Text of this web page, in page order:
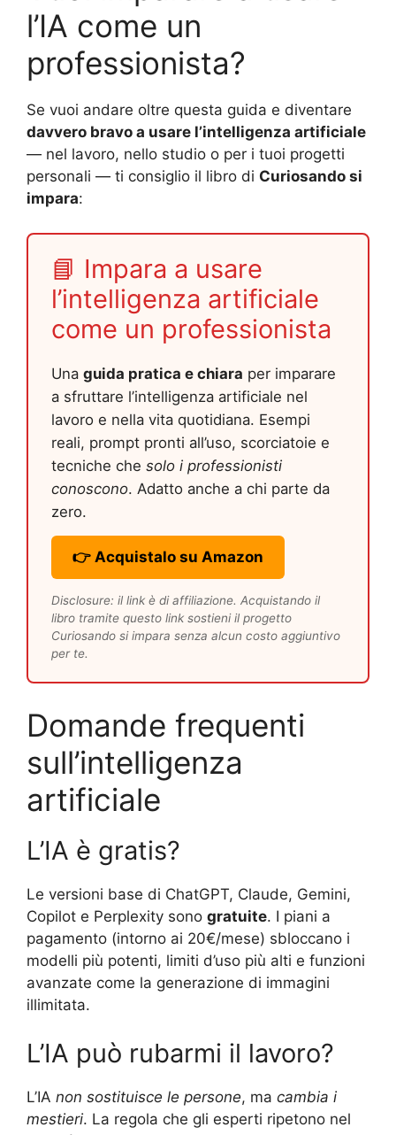
l’IA come un
professionista?
Se vuoi andare oltre questa guida e diventare
davvero bravo a usare l’intelligenza artificiale
— nel lavoro, nello studio o per i tuoi progetti
personali — ti consiglio il libro di Curiosando si
impara:
📘 Impara a usare
l’intelligenza artificiale
come un professionista
Una guida pratica e chiara per imparare
a sfruttare l’intelligenza artificiale nel
lavoro e nella vita quotidiana. Esempi
reali, prompt pronti all’uso, scorciatoie e
tecniche che solo i professionisti
conoscono. Adatto anche a chi parte da
zero.
👉 Acquistalo su Amazon
Disclosure: il link è di affiliazione. Acquistando il
libro tramite questo link sostieni il progetto
Curiosando si impara senza alcun costo aggiuntivo
per te.
Domande frequenti
sull’intelligenza
artificiale
L’IA è gratis?
Le versioni base di ChatGPT, Claude, Gemini,
Copilot e Perplexity sono gratuite. I piani a
pagamento (intorno ai 20€/mese) sbloccano i
modelli più potenti, limiti d’uso più alti e funzioni
avanzate come la generazione di immagini
illimitata.
L’IA può rubarmi il lavoro?
L’IA non sostituisce le persone, ma cambia i
mestieri. La regola che gli esperti ripetono nel